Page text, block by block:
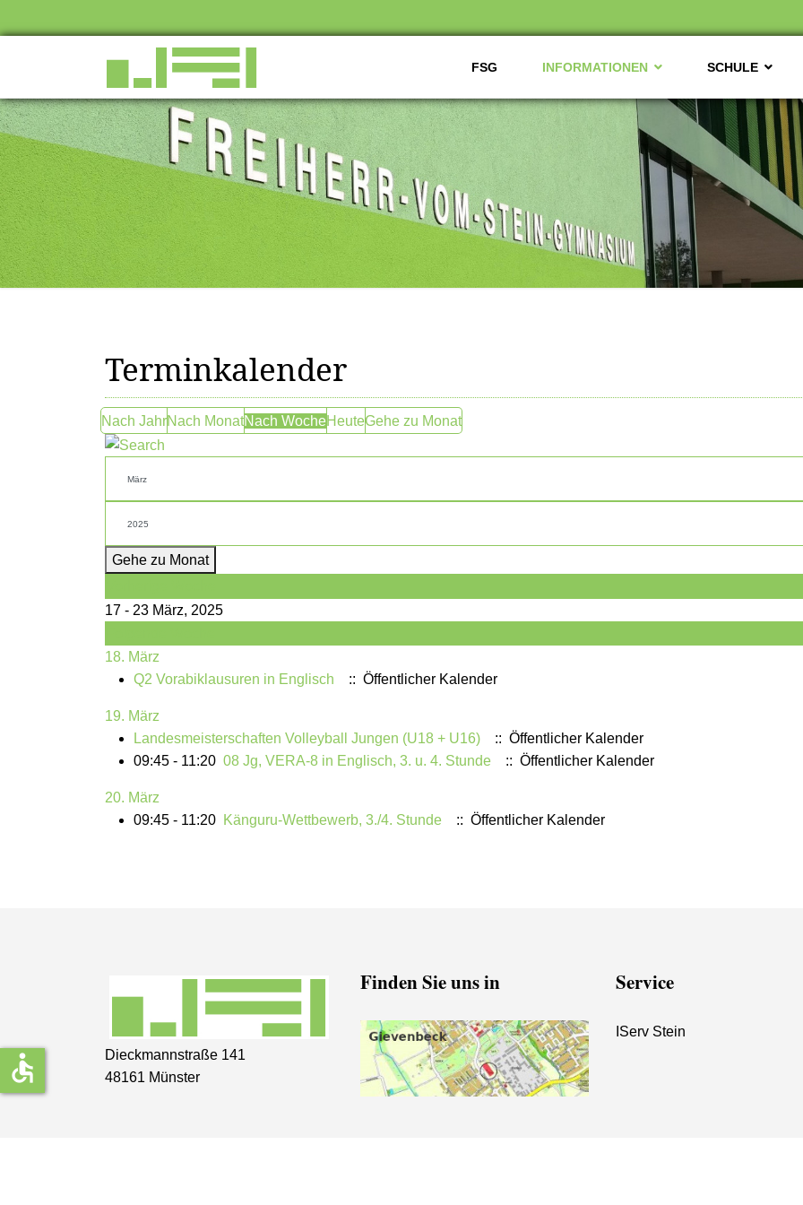
FSG INFORMATIONEN SCHULE
Terminkalender
Nach JahrNach MonatNach WocheHeuteGehe zu Monat
Gehe zu Monat
17 - 23 März, 2025
18. März
Q2 Vorabiklausuren in Englisch
:: Öffentlicher Kalender
19. März
Landesmeisterschaften Volleyball Jungen (U18 + U16)
:: Öffentlicher Kalender
09:45 - 11:20 08 Jg, VERA-8 in Englisch, 3. u. 4. Stunde :: Öffentlicher Kalender
20. März
09:45 - 11:20 Känguru-Wettbewerb, 3./4. Stunde :: Öffentlicher Kalender
Dieckmannstraße 141
48161 Münster
Finden Sie uns in Service
IServ Stein
accessible